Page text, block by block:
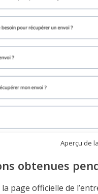
Aperçu de
obtenues
la page officielle de